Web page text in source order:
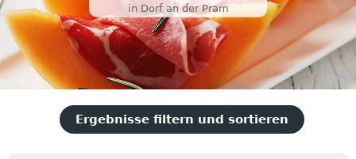
in Dorf an der Pram
Ergebnisse filtern und sortieren